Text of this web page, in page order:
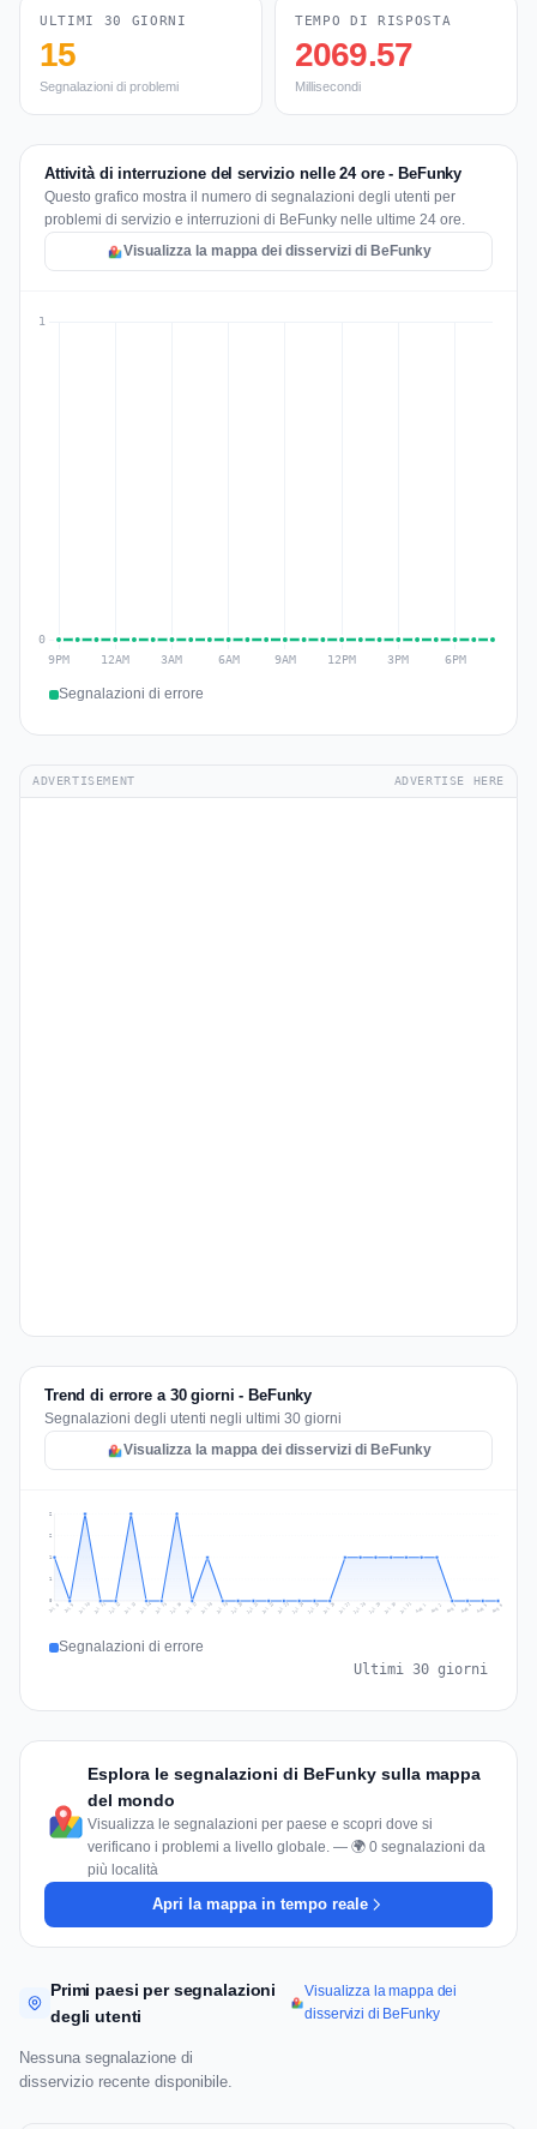
ULTIMI 30 GIORNI
15
Segnalazioni di problemi
TEMPO DI RISPOSTA
2069.57
Millisecondi
Attività di interruzione del servizio nelle 24 ore - BeFunky
Questo grafico mostra il numero di segnalazioni degli utenti per
problemi di servizio e interruzioni di BeFunky nelle ultime 24 ore.
Visualizza la mappa dei disservizi di BeFunky
Segnalazioni di errore
ADVERTISEMENT ADVERTISE HERE
Trend di errore a 30 giorni - BeFunky
Segnalazioni degli utenti negli ultimi 30 giorni
Visualizza la mappa dei disservizi di BeFunky
1
1
2
2
Jul 8 Jul 9 Jul 10 Jul 11 Jul 12 Jul 13 Jul 14 Jul 15 Jul 16 Jul 17 Jul 18 Jul 19 Jul 20 Jul 21 Jul 22 Jul 23 Jul 24 Jul 25 Jul 26 Jul 27 Jul 28 Jul 29 Jul 30 Jul 31 Aug 1 Aug 2 Aug 3 Aug 4 Aug 5 Aug 6
Segnalazioni di errore
Ultimi 30 giorni
Esplora le segnalazioni di BeFunky sulla mappa
del mondo
Visualizza le segnalazioni per paese e scopri dove si
verificano i problemi a livello globale. — 🌍 0 segnalazioni da
più località
Apri la mappa in tempo reale
Primi paesi per segnalazioni
degli utenti
Visualizza la mappa dei
disservizi di BeFunky
Nessuna segnalazione di
disservizio recente disponibile.